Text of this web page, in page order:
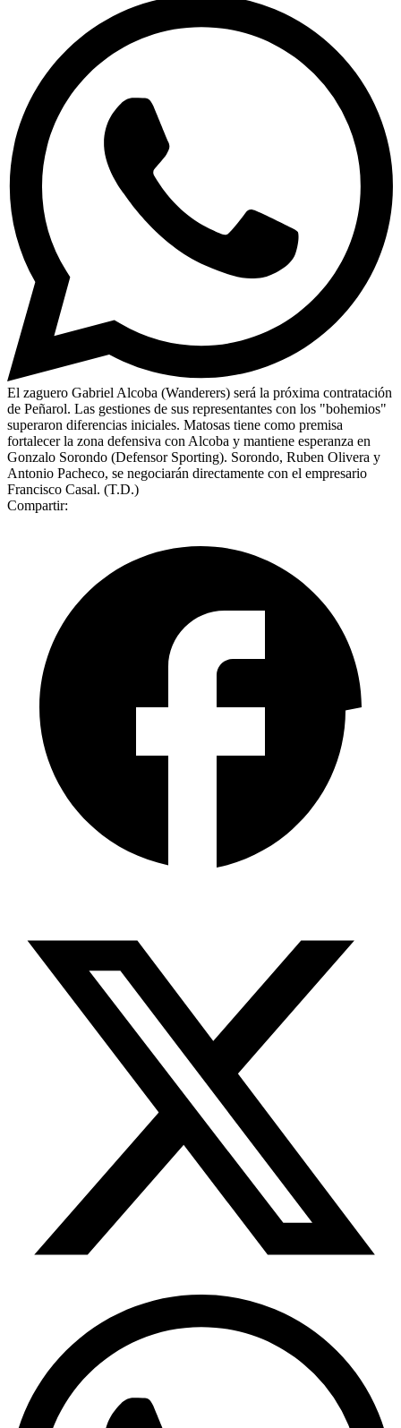
El zaguero Gabriel Alcoba (Wanderers) será la próxima contratación
de Peñarol. Las gestiones de sus representantes con los "bohemios"
superaron diferencias iniciales. Matosas tiene como premisa
fortalecer la zona defensiva con Alcoba y mantiene esperanza en
Gonzalo Sorondo (Defensor Sporting). Sorondo, Ruben Olivera y
Antonio Pacheco, se negociarán directamente con el empresario
Francisco Casal. (T.D.)
Compartir: